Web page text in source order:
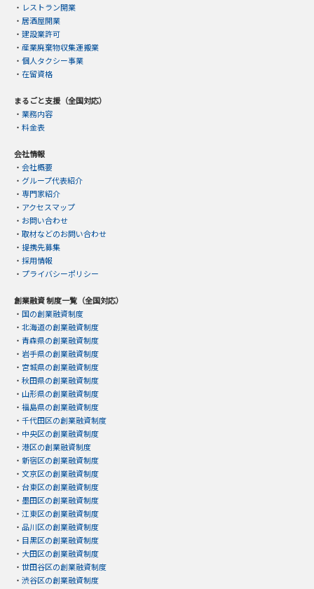
・ レストラン開業
・ 居酒屋開業
・ 建設業許可
・ 産業廃棄物収集運搬業
・ 個人タクシー事業
・ 在留資格
まるごと支援（全国対応）
・ 業務内容
・ 料金表
会社情報
・ 会社概要
・ グループ代表紹介
・ 専門家紹介
・ アクセスマップ
・ お問い合わせ
・ 取材などのお問い合わせ
・ 提携先募集
・ 採用情報
・ プライバシーポリシー
創業融資 制度一覧（全国対応）
・ 国の創業融資制度
・ 北海道の創業融資制度
・ 青森県の創業融資制度
・ 岩手県の創業融資制度
・ 宮城県の創業融資制度
・ 秋田県の創業融資制度
・ 山形県の創業融資制度
・ 福島県の創業融資制度
・ 千代田区の創業融資制度
・ 中央区の創業融資制度
・ 港区の創業融資制度
・ 新宿区の創業融資制度
・ 文京区の創業融資制度
・ 台東区の創業融資制度
・ 墨田区の創業融資制度
・ 江東区の創業融資制度
・ 品川区の創業融資制度
・ 目黒区の創業融資制度
・ 大田区の創業融資制度
・ 世田谷区の創業融資制度
・ 渋谷区の創業融資制度